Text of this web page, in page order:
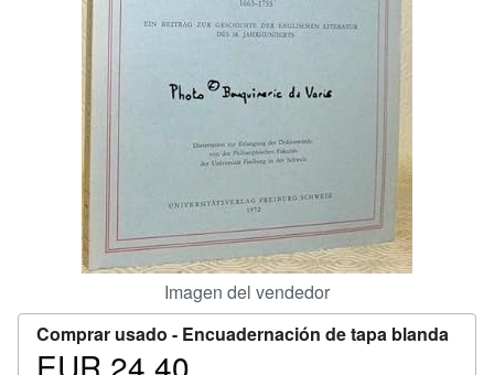
Imagen del vendedor
Comprar usado - Encuadernación de tapa blanda
Precio
EUR 24,40